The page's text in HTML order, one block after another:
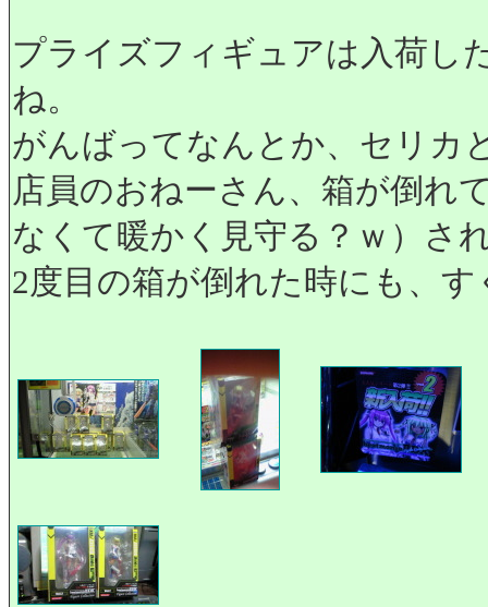
プライズフィギュアは入荷し
ね。
がんばってなんとか、セリカ
店員のおねーさん、箱が倒れ
なくて暖かく見守る？ｗ）さ
2度目の箱が倒れた時にも、